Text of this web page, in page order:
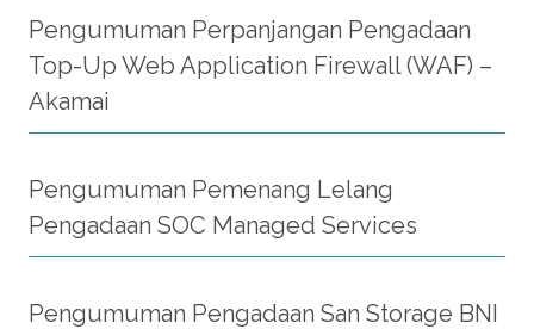
Pengumuman Perpanjangan Pengadaan
Top-Up Web Application Firewall (WAF) –
Akamai
Pengumuman Pemenang Lelang
Pengadaan SOC Managed Services
Pengumuman Pengadaan San Storage BNI